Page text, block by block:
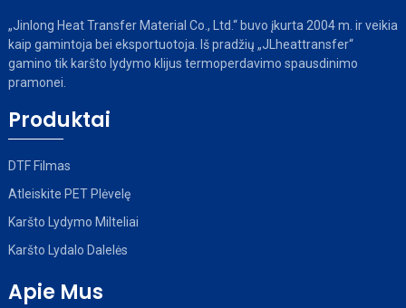
„Jinlong Heat Transfer Material Co., Ltd.“ buvo įkurta 2004 m. ir veikia
kaip gamintoja bei eksportuotoja. Iš pradžių „JLheattransfer“
gamino tik karšto lydymo klijus termoperdavimo spausdinimo
pramonei.
Produktai
DTF Filmas
Atleiskite PET Plėvelę
Karšto Lydymo Milteliai
Karšto Lydalo Dalelės
Apie Mus